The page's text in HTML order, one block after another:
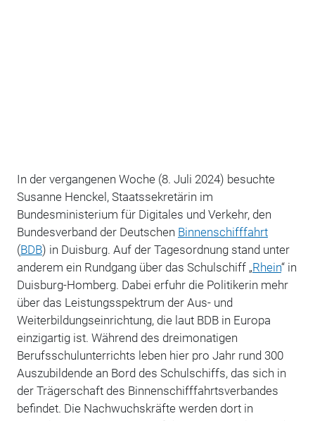
In der vergangenen Woche (8. Juli 2024) besuchte
Susanne Henckel, Staatssekretärin im
Bundesministerium für Digitales und Verkehr, den
Bundesverband der Deutschen Binnenschifffahrt
(BDB) in Duisburg. Auf der Tagesordnung stand unter
anderem ein Rundgang über das Schulschiff „Rhein“ in
Duisburg-Homberg. Dabei erfuhr die Politikerin mehr
über das Leistungsspektrum der Aus- und
Weiterbildungseinrichtung, die laut BDB in Europa
einzigartig ist. Während des dreimonatigen
Berufsschulunterrichts leben hier pro Jahr rund 300
Auszubildende an Bord des Schulschiffs, das sich in
der Trägerschaft des Binnenschifffahrtsverbandes
befindet. Die Nachwuchskräfte werden dort in